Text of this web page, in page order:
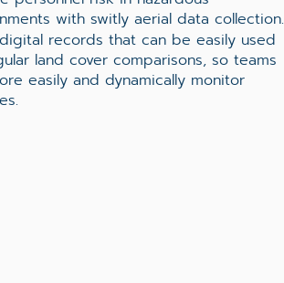
with switly aerial data collection.
records that can be easily used
land cover comparisons, so teams
easily and dynamically monitor